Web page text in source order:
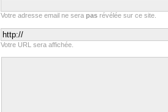
Votre adresse email ne serapas révélée sur ce site.
Votre URL sera affichée.